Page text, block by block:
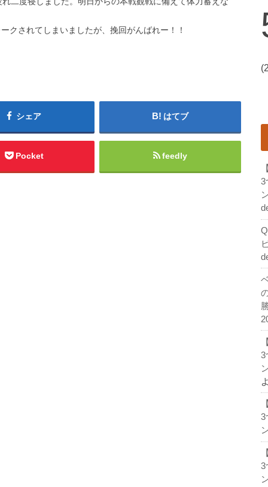
クされてしまいましたが、挽回がんばれー！！
シェア はてブ
Pocket feedly
3
3
3
3